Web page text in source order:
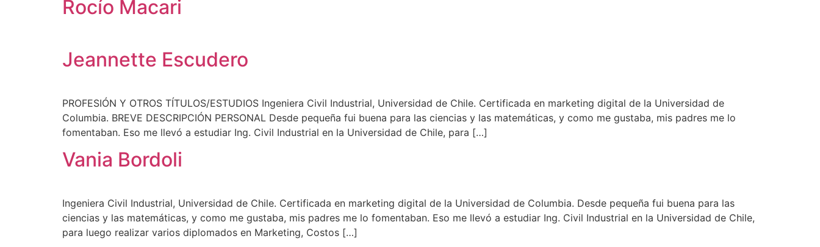
Rocío Macari
Jeannette Escudero
PROFESIÓN Y OTROS TÍTULOS/ESTUDIOS Ingeniera Civil Industrial, Universidad de Chile. Certificada en marketing digital de la Universidad de
Columbia. BREVE DESCRIPCIÓN PERSONAL Desde pequeña fui buena para las ciencias y las matemáticas, y como me gustaba, mis padres me lo
fomentaban. Eso me llevó a estudiar Ing. Civil Industrial en la Universidad de Chile, para […]
Vania Bordoli
Ingeniera Civil Industrial, Universidad de Chile. Certificada en marketing digital de la Universidad de Columbia. Desde pequeña fui buena para las
ciencias y las matemáticas, y como me gustaba, mis padres me lo fomentaban. Eso me llevó a estudiar Ing. Civil Industrial en la Universidad de Chile,
para luego realizar varios diplomados en Marketing, Costos […]